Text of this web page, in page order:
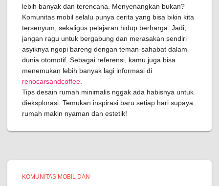
lebih banyak dan terencana. Menyenangkan bukan?
Komunitas mobil selalu punya cerita yang bisa bikin kita
tersenyum, sekaligus pelajaran hidup berharga. Jadi,
jangan ragu untuk bergabung dan merasakan sendiri
asyiknya ngopi bareng dengan teman-sahabat dalam
dunia otomotif. Sebagai referensi, kamu juga bisa
menemukan lebih banyak lagi informasi di
renocarsandcoffee
Tips desain rumah minimalis nggak ada habisnya untuk
dieksplorasi. Temukan inspirasi baru setiap hari supaya
rumah makin nyaman dan estetik!
KOMUNITAS MOBIL DAN